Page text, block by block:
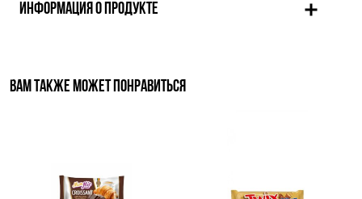
ИНФОРМАЦИЯ О ПРОДУКТЕ
ВАМ ТАКЖЕ МОЖЕТ ПОНРАВИТЬСЯ